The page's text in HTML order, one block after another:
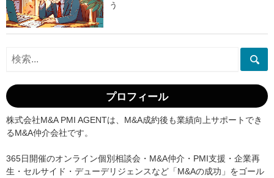
う
プロフィール
株式会社M&A PMI AGENTは、M&A成約後も業績向上サポートでき
るM&A仲介会社です。
365日開催のオンライン個別相談会・M&A仲介・PMI支援・企業再
生・セルサイド・デューデリジェンスなど「M&Aの成功」をゴール